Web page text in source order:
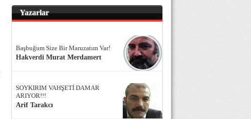
Yazarlar
Başbuğum Size Bir Maruzatım Var!
Hakverdi Murat Merdamert
SOYKIRIM VAHŞETİ DAMAR
ARIYOR!!!
Arif Tarakcı